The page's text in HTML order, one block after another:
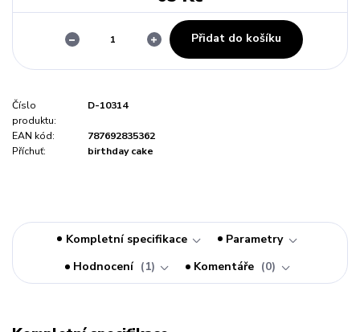
Přidat do košíku
Číslo
produktu:
D-10314
EAN kód:
787692835362
Příchuť:
birthday cake
Kompletní specifikace
Parametry
Hodnocení
1 Komentáře 0